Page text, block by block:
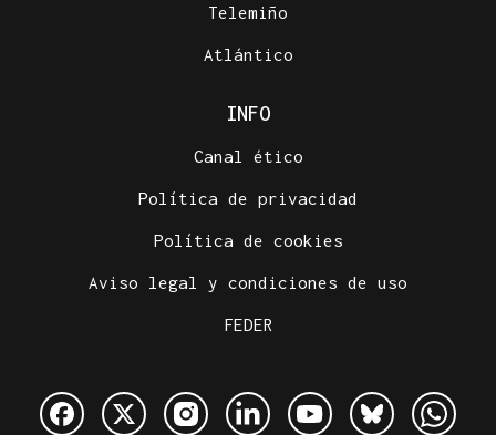
Telemiño
Atlántico
INFO
Canal ético
Política de privacidad
Política de cookies
Aviso legal y condiciones de uso
FEDER